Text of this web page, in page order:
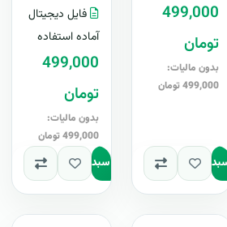
با..
499,000
تومان
بدون مالیات:
499,000 تومان
اجتماعی ، لایه باز ،
قابل ویرایش در
رایگانب..
فایل دیجیتال
آماده استفاده
499,000
تومان
بدون مالیات:
499,000 تومان
افزودن به سبد